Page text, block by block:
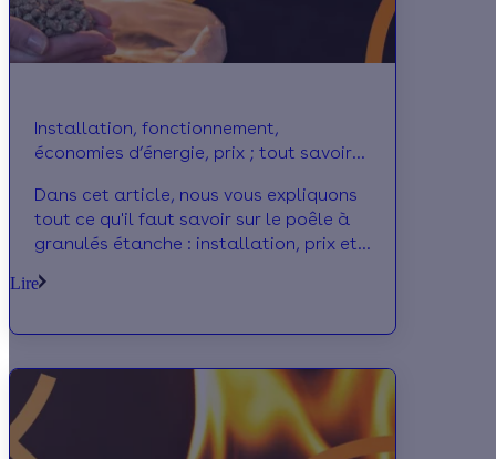
Installation, fonctionnement,
économies d’énergie, prix ; tout savoir
Dans cet article, nous vous expliquons
tout ce qu'il faut savoir sur le poêle à
granulés étanche : installation, prix et
Lire